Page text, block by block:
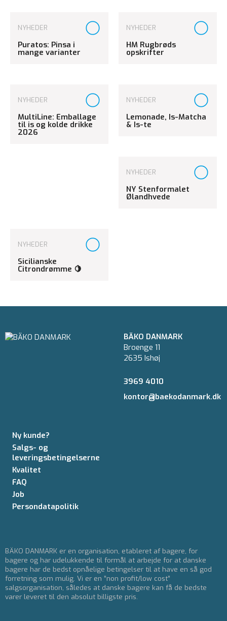
NYHEDER
Puratos: Pinsa i
mange varianter
NYHEDER
HM Rugbrøds
opskrifter
NYHEDER
MultiLine: Emballage
til is og kolde drikke
2026
NYHEDER
Lemonade, Is-Matcha
& Is-te
NYHEDER
NY Stenformalet
Ølandhvede
NYHEDER
Sicilianske
Citrondrømme 🍋
BÄKO DANMARK
Broenge 11
2635 Ishøj
3969 4010
kontor@baekodanmark.dk
Ny kunde?
Salgs- og
leveringsbetingelserne
Kvalitet
FAQ
Job
Persondatapolitik
BÄKO DANMARK er en organisation, etableret af bagere, for
bagere og har udelukkende til formål at arbejde for at danske
bagere har de bedst opnåelige betingelser til at have en så god
forretning som mulig. Vi er en ”non profit/low cost”
salgsorganisation, således at danske bagere kan få de bedste
varer leveret til den absolut billigste pris.